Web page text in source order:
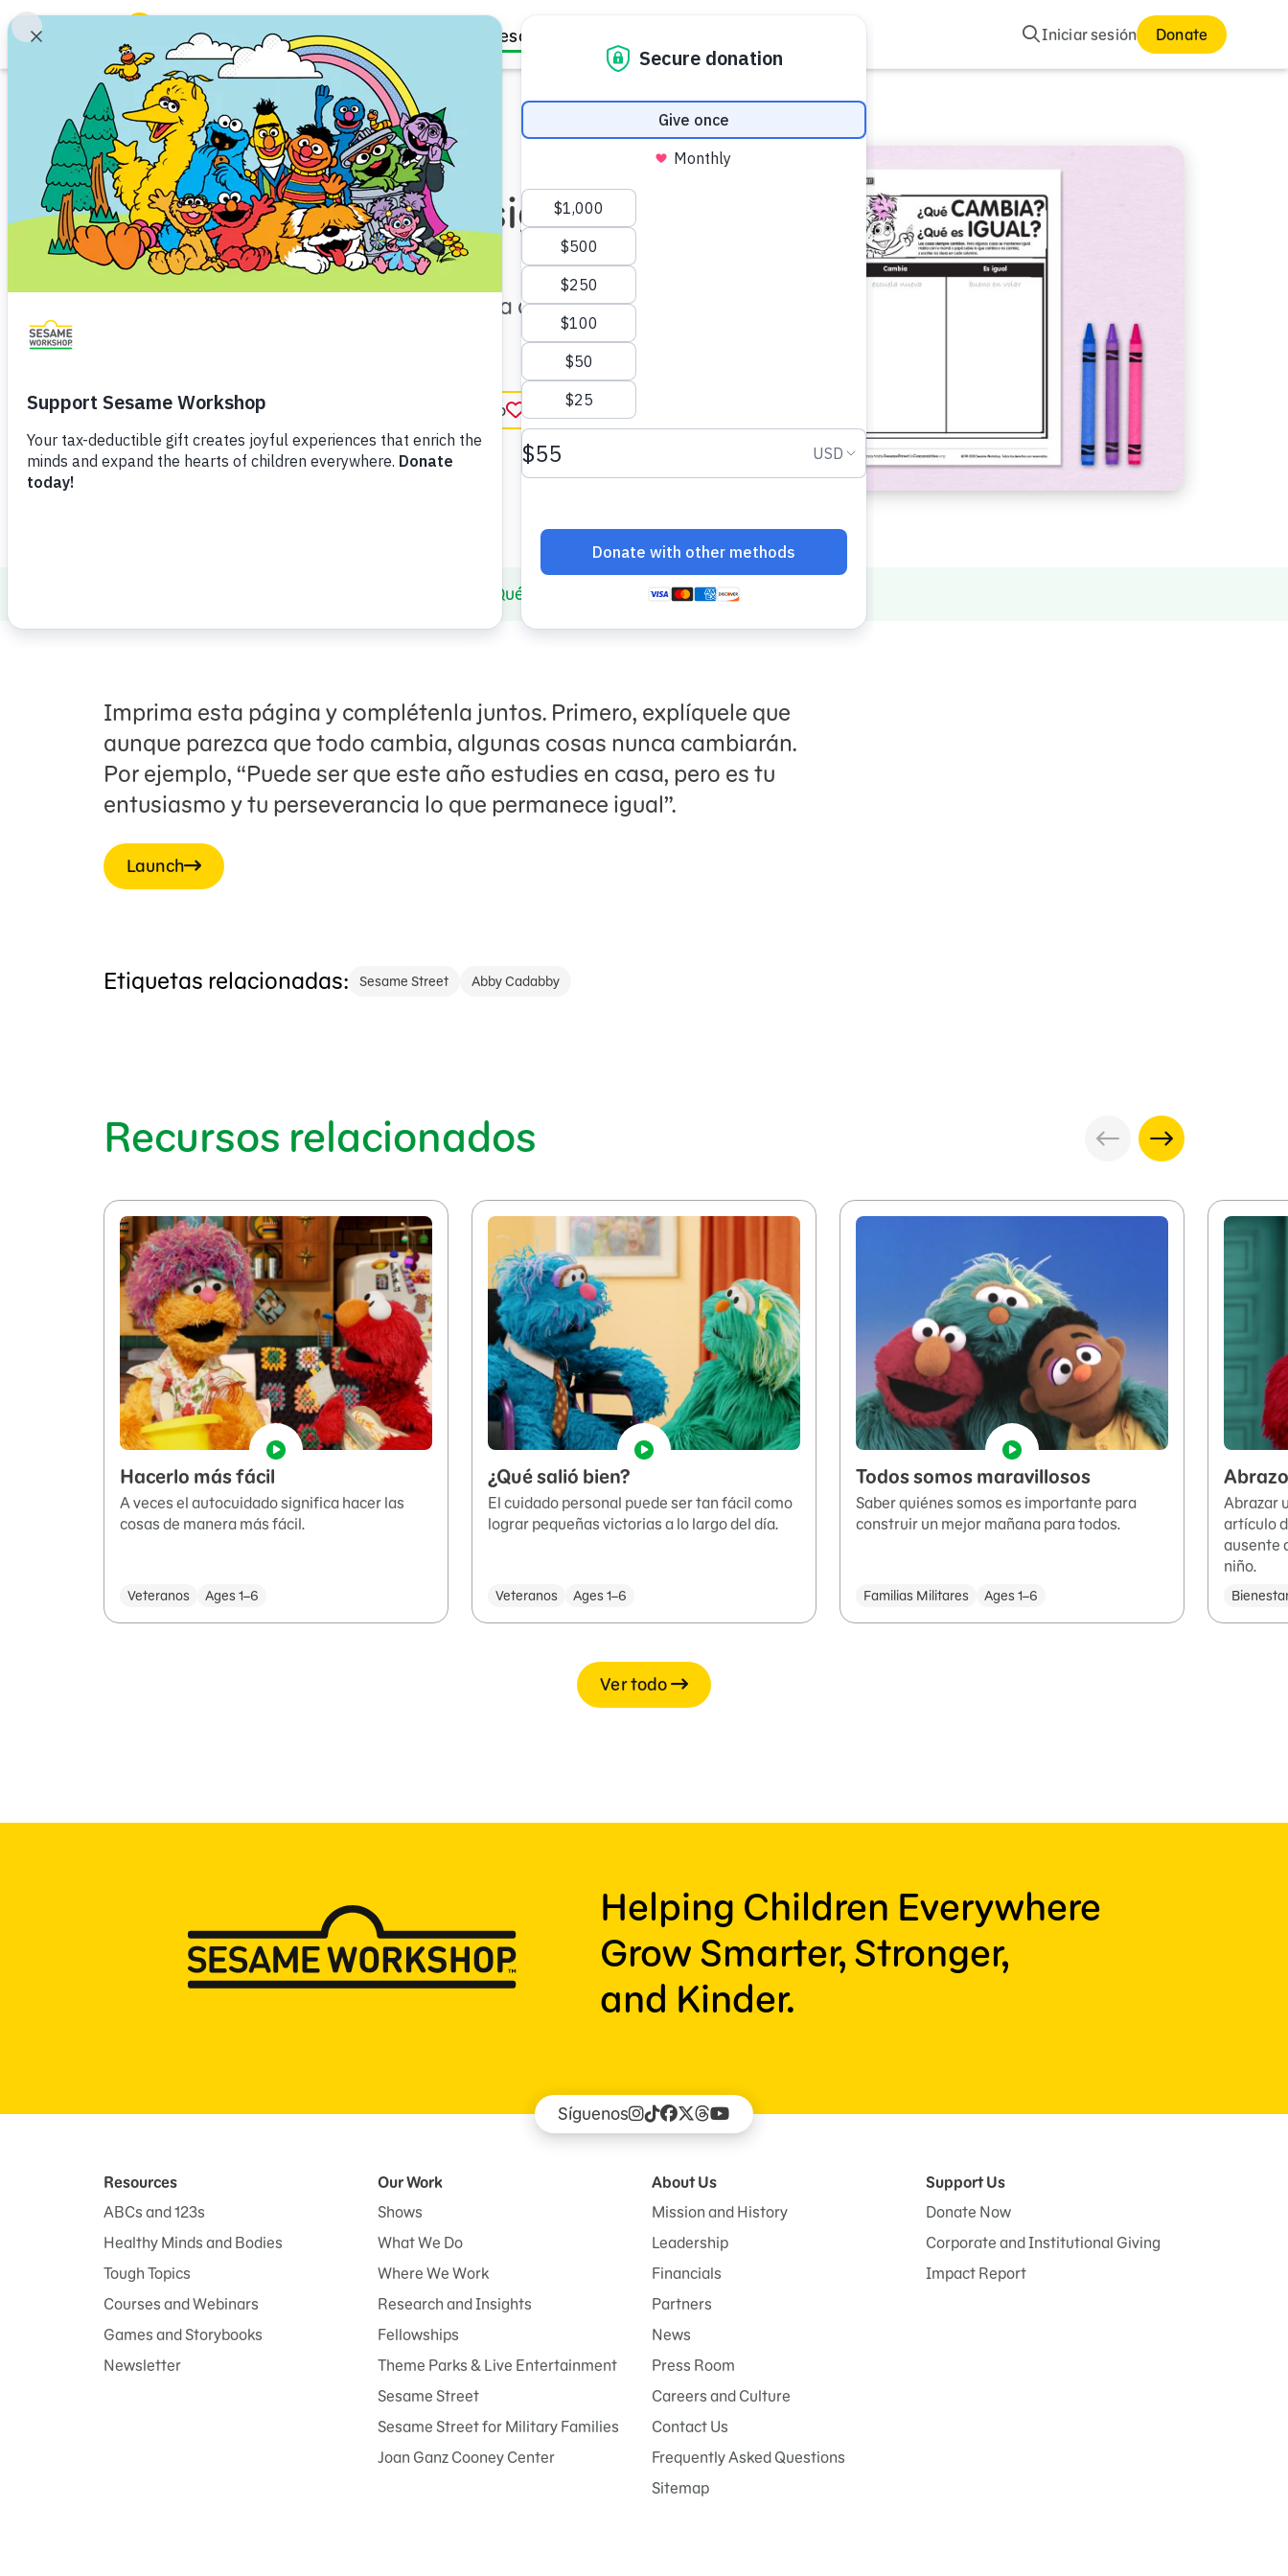
Family Resources Buscar
Iniciar sesión Donate
Buscar
Family Resources
ABCs and 123s
Healthy Minds and Bodies
Tough Topics
Courses and Webinars
Games and Storybooks
Our Work
Imprimible
¿Qué cambia? ¿Qué sigue igual?
Familias Militares
Primero, explíquele que aunque parezca que todo cambia,
Descargar Compartir Agregar favorito
¿Qué cambia? ¿Qué sigue igual?
Imprima esta página y complétenla juntos. Primero, explíquele que
aunque parezca que todo cambia, algunas cosas nunca cambiarán.
Por ejemplo, “Puede ser que este año estudies en casa, pero es tu
entusiasmo y tu perseverancia lo que permanece igual”.
Launch
Etiquetas relacionadas: Sesame Street Abby Cadabby
Recursos relacionados
Hacerlo más fácil
A veces el autocuidado significa hacer las
cosas de manera más fácil.
Veteranos Ages 1–6
¿Qué salió bien?
El cuidado personal puede ser tan fácil como
lograr pequeñas victorias a lo largo del día.
Veteranos Ages 1–6
Todos somos maravillosos
Saber quiénes somos es importante para
construir un mejor mañana para todos.
Familias Militares Ages 1–6
Abrazar
artículo
ausente
niño.
Ver todo
Helping Children Everywhere
Grow Smarter, Stronger,
and Kinder.
Síguenos
Resources
ABCs and 123s
Healthy Minds and Bodies
Tough Topics
Courses and Webinars
Games and Storybooks
Newsletter
Our Work
Shows
What We Do
Where We Work
Research and Insights
Fellowships
Theme Parks & Live Entertainment
Sesame Street
Sesame Street for Military Families
Joan Ganz Cooney Center
About Us
Mission and History
Leadership
Financials
Partners
News
Press Room
Careers and Culture
Contact Us
Frequently Asked Questions
Sitemap
Support Us
Donate Now
Corporate and Institutional Giving
Impact Report